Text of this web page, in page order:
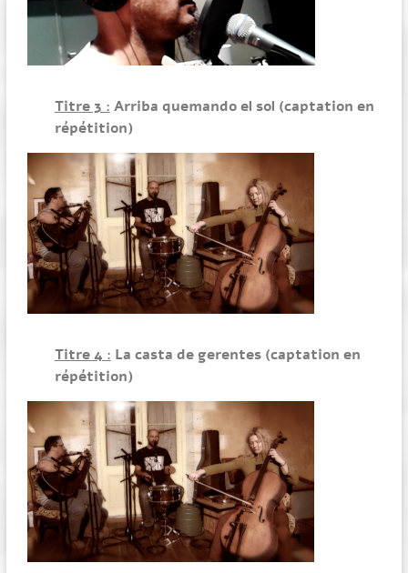
Titre 3 : Arriba quemando el sol (captation en
répétition)
Titre 4 : La casta de gerentes (captation en
répétition)